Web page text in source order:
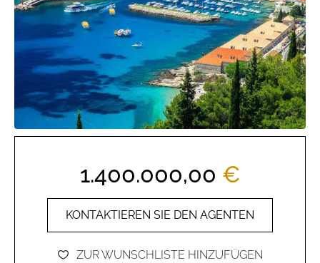
1.400.000,00 €
KONTAKTIEREN SIE DEN AGENTEN
ZUR WUNSCHLISTE HINZUFÜGEN